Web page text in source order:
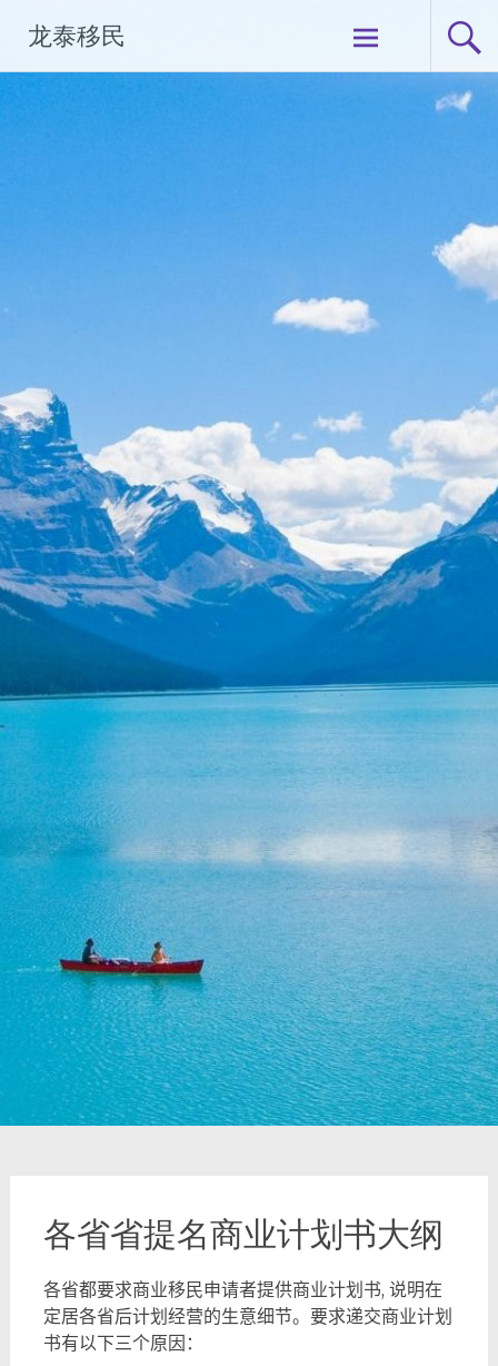
content
龙泰移民
各省省提名商业计划书大纲
各省都要求商业移民申请者提供商业计划书, 说明在
定居各省后计划经营的生意细节。要求递交商业计划
书有以下三个原因：